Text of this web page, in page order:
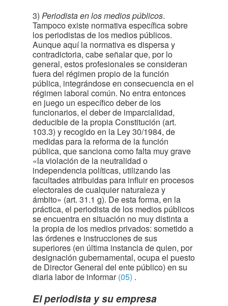
3) Periodista en los medios públicos.
Tampoco existe normativa específica sobre
los periodistas de los medios públicos.
Aunque aquí la normativa es dispersa y
contradictoria, cabe señalar que, por lo
general, estos profesionales se consideran
fuera del régimen propio de la función
pública, integrándose en consecuencia en el
régimen laboral común. No entra entonces
en juego un específico deber de los
funcionarios, el deber de imparcialidad,
deducible de la propia Constitución (art.
103.3) y recogido en la Ley 30/1984, de
medidas para la reforma de la función
pública, que sanciona como falta muy grave
«la violación de la neutralidad o
independencia políticas, utilizando las
facultades atribuidas para influir en procesos
electorales de cualquier naturaleza y
ámbito» (art. 31.1 g). De esta forma, en la
práctica, el periodista de los medios públicos
se encuentra en situación no muy distinta a
la propia de los medios privados: sometido a
las órdenes e instrucciones de sus
superiores (en última instancia de quien, por
designación gubernamental, ocupa el puesto
de Director General del ente público) en su
diaria labor de informar(05) .
El periodista y su empresa